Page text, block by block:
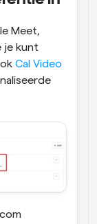
Meet,
je kunt
Cal Video